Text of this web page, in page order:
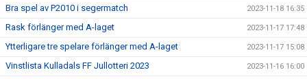
Bra spel av P2010 i segermatch 2023-11-18 16:35
Rask förlänger med A-laget 2023-11-17 17:48
Ytterligare tre spelare förlänger med A-laget 2023-11-17 15:08
Vinstlista Kulladals FF Jullotteri 2023 2023-11-16 16:00